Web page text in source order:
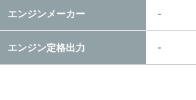
エンジンメーカー -
エンジン定格出力 -